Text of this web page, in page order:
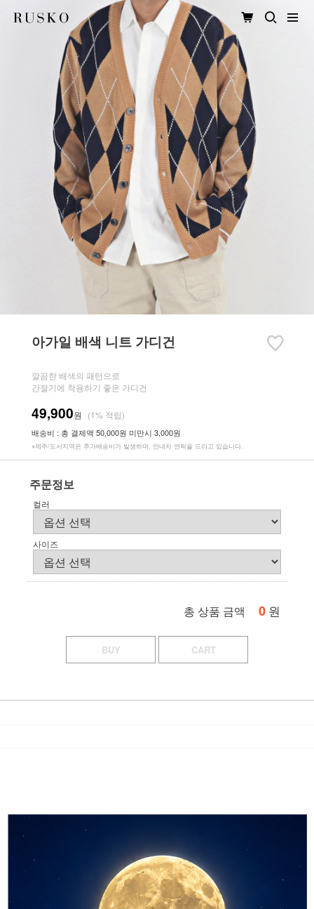
아가일 배색 니트 가디건
깔끔한 배색의 패턴으로
간절기에 착용하기 좋은 가디건
49,900원 (1% 적립)
배송비 : 총 결제액 50,000원 미만시 3,000원
※제주/도서지역은 추가배송비가 발생하며, 안내차 연락을 드리고 있습니다.
주문정보
컬러
사이즈
총 상품 금액 0 원
BUY CART